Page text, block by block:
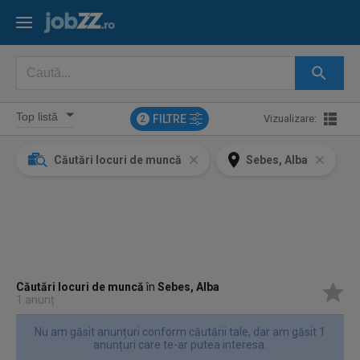
2 FILTRE Vizualizare:
Căutări locuri de muncă Sebes, Alba
Căutări locuri de muncăînSebes, Alba
1 anunț
Nu am găsit anunțuri conform căutării tale, dar am găsit 1
anunțuri care te-ar putea interesa.